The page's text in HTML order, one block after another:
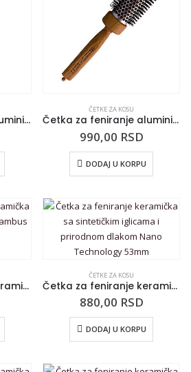
Četka za feniranje aluminijumska sa sintetičkim iglicama 3ME Air Power za tanku i osetljivu kosu 30mm
ČETKE ZA KOSU
Četka za feniranje aluminijumska sa sintetičkim iglicama 3ME Air Power za normalnu kosu 36mm
990,00 RSD
DODAJ U KORPU
Četka za feniranje keramička sa sintetičkim iglicama Bambus Termal 53mm
ČETKE ZA KOSU
Četka za feniranje keramička sa sintetičkim iglicama i prirodnom dlakom Nano Technology 53mm
880,00 RSD
DODAJ U KORPU